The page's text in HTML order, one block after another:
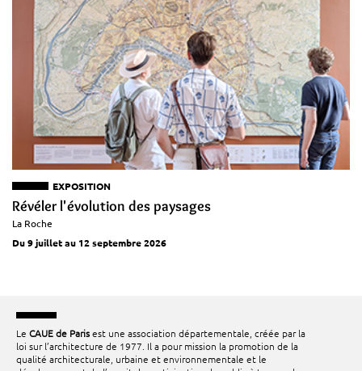
EXPOSITION
Révéler l'évolution des paysages
La Roche
Du 9 juillet au 12 septembre 2026
Le CAUE de Parisest une association départementale, créée par la
loi sur l’architecture de 1977. Il a pour mission la promotion de la
qualité architecturale, urbaine et environnementale et le